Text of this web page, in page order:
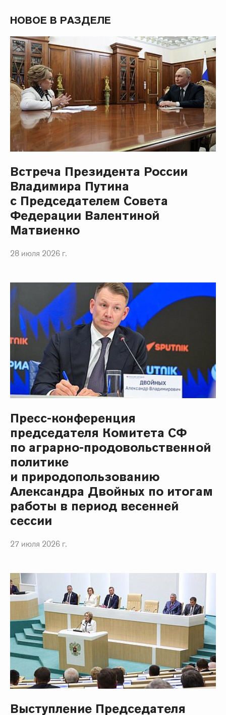
НОВОЕ В РАЗДЕЛЕ
Встреча Президента России
Владимира Путина
с Председателем Совета
Федерации Валентиной
Матвиенко
28 июля 2026 г.
Пресс-конференция
председателя Комитета СФ
по аграрно-продовольственной
политике
и природопользованию
Александра Двойных по итогам
работы в период весенней
сессии
27 июля 2026 г.
Выступление Председателя